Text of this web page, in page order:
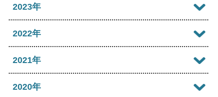
2026年04月
2026年03月
2026年02月
2025年10月
2025年08月
2025年07月
2024年12月
2024年10月
2024年08月
2023年
2023年12月
2023年10月
2022年
2022年12月
2021年
2021年12月
2020年